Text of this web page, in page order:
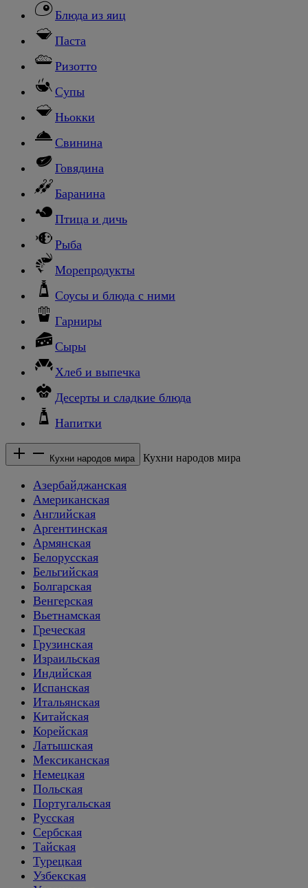
Блюда из яиц
Паста
Ризотто
Супы
Ньокки
Свинина
Говядина
Баранина
Птица и дичь
Рыба
Морепродукты
Соусы и блюда с ними
Гарниры
Сыры
Хлеб и выпечка
Десерты и сладкие блюда
Напитки
Кухни народов мира Кухни народов мира
Азербайджанская
Американская
Английская
Аргентинская
Армянская
Белорусская
Бельгийская
Болгарская
Венгерская
Вьетнамская
Греческая
Грузинская
Израильская
Индийская
Испанская
Итальянская
Китайская
Корейская
Латышская
Мексиканская
Немецкая
Польская
Португальская
Русская
Сербская
Тайская
Турецкая
Узбекская